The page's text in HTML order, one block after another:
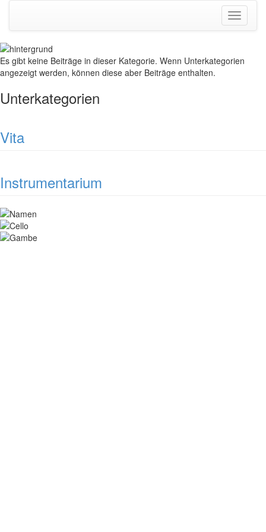
Toggle
Es gibt keine Beiträge in dieser Kategorie. Wenn Unterkategorien
angezeigt werden, können diese aber Beiträge enthalten.
Unterkategorien
Vita
Instrumentarium